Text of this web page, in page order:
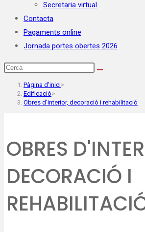
Secretaria virtual
Contacta
Pagaments online
Jornada portes obertes 2026
Pàgina d'inici>
Edificació>
Obres d’interior, decoració i rehabilitació
OBRES
DECORACIÓ I